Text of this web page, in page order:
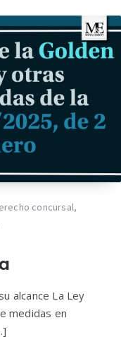
concursal,
alcance La Ley
medidas en